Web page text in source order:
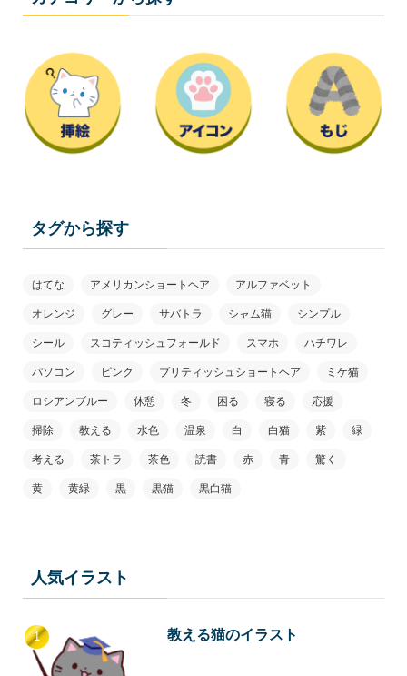
タグから探す
はてな アメリカンショートヘア アルファベット
オレンジ グレー サバトラ シャム猫 シンプル
シール スコティッシュフォールド スマホ ハチワレ
パソコン ピンク ブリティッシュショートヘア ミケ猫
ロシアンブルー 休憩 冬 困る 寝る 応援
掃除 教える 水色 温泉 白 白猫 紫 緑
考える 茶トラ 茶色 読書 赤 青 驚く
黄 黄緑 黒 黒猫 黒白猫
人気イラスト
教える猫のイラスト